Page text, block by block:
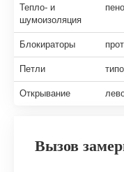
Тепло- и
шумоизоляция
Блокираторы
Петли
Открывание
Вызов